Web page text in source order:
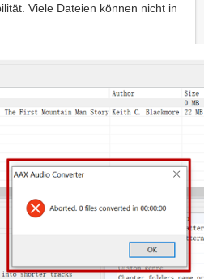
Viele Dateien können nicht in